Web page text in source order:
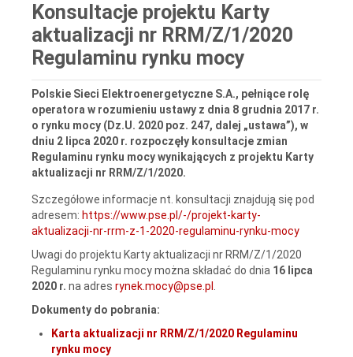
Konsultacje projektu Karty
aktualizacji nr RRM/Z/1/2020
Regulaminu rynku mocy
Polskie Sieci Elektroenergetyczne S.A., pełniące rolę
operatora w rozumieniu ustawy z dnia 8 grudnia 2017 r.
o rynku mocy (Dz.U. 2020 poz. 247, dalej „ustawa”), w
dniu 2 lipca 2020 r. rozpoczęły konsultacje zmian
Regulaminu rynku mocy wynikających z projektu Karty
aktualizacji nr RRM/Z/1/2020.
Szczegółowe informacje nt. konsultacji znajdują się pod
adresem: https://www.pse.pl/-/projekt-karty-
aktualizacji-nr-rrm-z-1-2020-regulaminu-rynku-mocy
Uwagi do projektu Karty aktualizacji nr RRM/Z/1/2020
Regulaminu rynku mocy można składać do dnia 16 lipca
2020 r. na adres rynek.mocy@pse.pl
Dokumenty do pobrania:
Karta aktualizacji nr RRM/Z/1/2020 Regulaminu
rynku mocy